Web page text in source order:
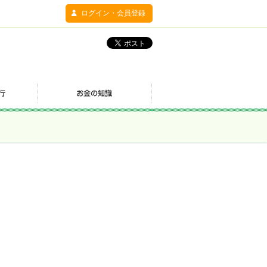
ログイン・会員登録